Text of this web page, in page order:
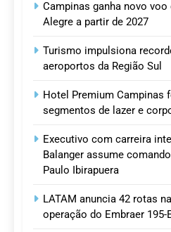
Campinas ganha novo voo
Alegre a partir de 2027
Turismo impulsiona
aeroportos da Região Sul
Hotel Premium Campinas
segmentos de lazer e
Executivo com carreira
Balanger assume
Paulo Ibirapuera
LATAM anuncia 42 rotas
operação do Embraer 195-